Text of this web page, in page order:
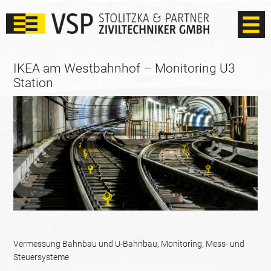
IKEA am Westbahnhof – Monitoring U3
Station
Vermessung Bahnbau und U-Bahnbau, Monitoring, Mess- und
Steuersysteme